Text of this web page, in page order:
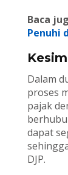
Baca
Penuhi
Dalam
proses
pajak
dapat
DJP.